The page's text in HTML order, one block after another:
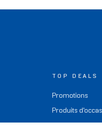
TOP DEALS
Promotions
Produits